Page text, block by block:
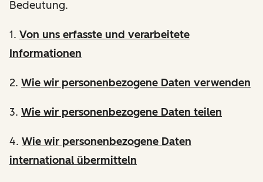
Bedeutung.
1. Von uns erfasste und verarbeitete
Informationen
2. Wie wir personenbezogene Daten verwenden
3. Wie wir personenbezogene Daten teilen
4. Wie wir personenbezogene Daten
international übermitteln